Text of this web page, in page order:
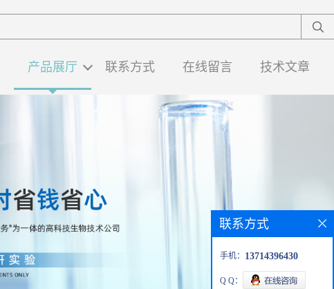
产品展厅 联系方式 在线留言 技术文章
联系方式
手机： 13714396430
Q Q：